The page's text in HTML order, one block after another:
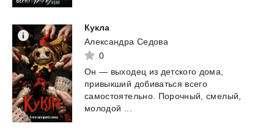
Кукла
Александра Седова
0
Он — выходец из детского дома,
привыкший добиваться всего
самостоятельно. Порочный, смелый,
молодой ...